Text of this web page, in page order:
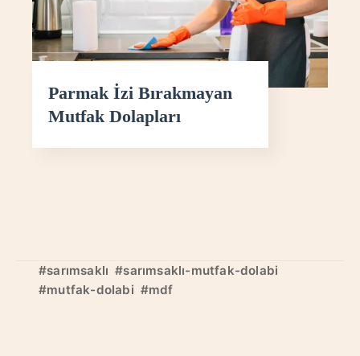
Parmak İzi Bırakmayan
Mutfak Dolapları
#sarımsaklı #sarımsaklı-mutfak-dolabi
#mutfak-dolabi #mdf